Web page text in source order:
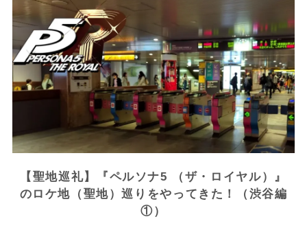
【聖地巡礼】『ペルソナ5 （ザ・ロイヤル）』
のロケ地（聖地）巡りをやってきた！（渋谷編
①）